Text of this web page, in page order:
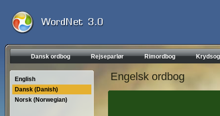
Dansk ordbog Rejseparlør Rimordbog
English
Dansk (Danish)
Norsk (Norwegian)
Engelsk ordbog